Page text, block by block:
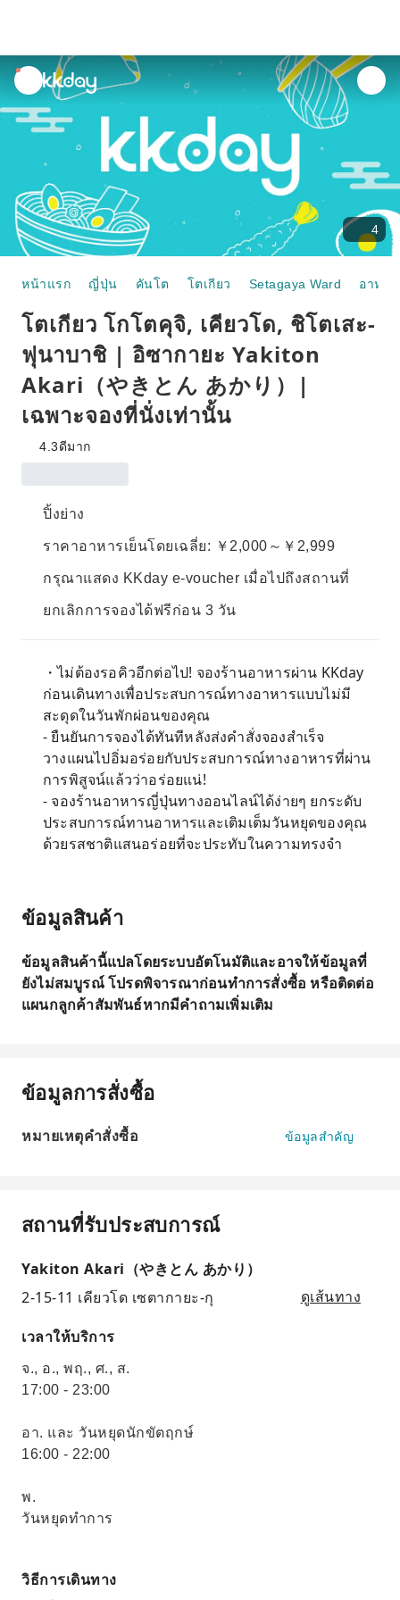
unread
notifications
4
หน้าแรก ญี่ปุ่น คันโต โตเกียว Setagaya Ward อาหา
โตเกียว โกโตคุจิ, เคียวโด, ชิโตเสะ-
ฟุนาบาชิ | อิซากายะ Yakiton
Akari（やきとん あかり）|
เฉพาะจองที่นั่งเท่านั้น
4.3ดีมาก
ปิ้งย่าง
ราคาอาหารเย็นโดยเฉลี่ย: ￥2,000～￥2,999
กรุณาแสดง KKday e-voucher เมื่อไปถึงสถานที่
ยกเลิกการจองได้ฟรีก่อน 3 วัน
・ไม่ต้องรอคิวอีกต่อไป! จองร้านอาหารผ่าน KKday
ก่อนเดินทางเพื่อประสบการณ์ทางอาหารแบบไม่มี
สะดุดในวันพักผ่อนของคุณ
- ยืนยันการจองได้ทันทีหลังส่งคำสั่งจองสำเร็จ
วางแผนไปอิ่มอร่อยกับประสบการณ์ทางอาหารที่ผ่าน
การพิสูจน์แล้วว่าอร่อยแน่!
- จองร้านอาหารญี่ปุ่นทางออนไลน์ได้ง่ายๆ ยกระดับ
ประสบการณ์ทานอาหารและเติมเต็มวันหยุดของคุณ
ด้วยรสชาติแสนอร่อยที่จะประทับในความทรงจำ
ข้อมูลสินค้า
ข้อมูลสินค้านี้แปลโดยระบบอัตโนมัติและอาจให้ข้อมูลที่
ยังไม่สมบูรณ์ โปรดพิจารณาก่อนทำการสั่งซื้อ หรือติดต่อ
แผนกลูกค้าสัมพันธ์หากมีคำถามเพิ่มเติม
ข้อมูลการสั่งซื้อ
หมายเหตุคำสั่งซื้อ ข้อมูลสำคัญ
สถานที่รับประสบการณ์
Yakiton Akari（やきとん あかり）
2-15-11 เคียวโด เซตากายะ-กุ
ดูเส้นทาง
เวลาให้บริการ
จ., อ., พฤ., ศ., ส.
17:00 - 23:00
อา. และ วันหยุดนักขัตฤกษ์
16:00 - 22:00
พ.
วันหยุดทำการ
วิธีการเดินทาง